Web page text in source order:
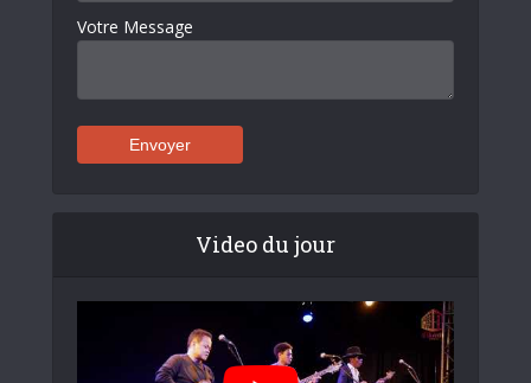
Votre Message
Video du jour